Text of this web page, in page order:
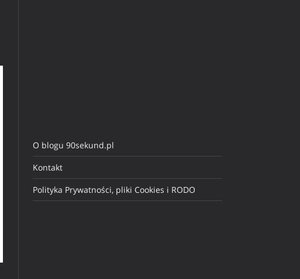
O blogu 90sekund.pl
Kontakt
Polityka Prywatności, pliki Cookies i RODO